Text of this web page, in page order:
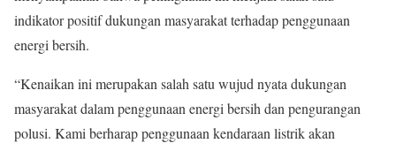
indikator positif dukungan masyarakat terhadap penggunaan
energi bersih.
“Kenaikan ini merupakan salah satu wujud nyata dukungan
masyarakat dalam penggunaan energi bersih dan pengurangan
polusi. Kami berharap penggunaan kendaraan listrik akan